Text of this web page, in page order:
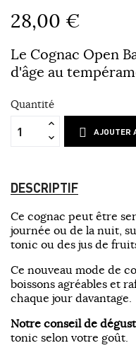
28,00 €
Le Cognac Open
d'âge au
Quantité
AJOUTER
DESCRIPTIF
Ce cognac peut être
journée ou de la nuit,
tonic ou des jus de
Ce nouveau mode de
boissons agréables et
chaque jour davantage.
Notre conseil de
tonic selon votre goût.